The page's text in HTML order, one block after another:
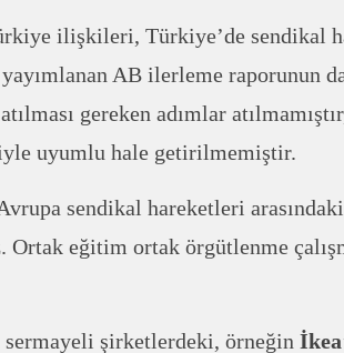
ilişkileri, Türkiye’de sendikal
AB ilerleme raporunun
gereken adımlar
uyumlu hale getirilmemiştir.
sendikal hareketleri
eğitim ortak örgütlenme
sermayeli şirketlerdeki, örneğin İkea